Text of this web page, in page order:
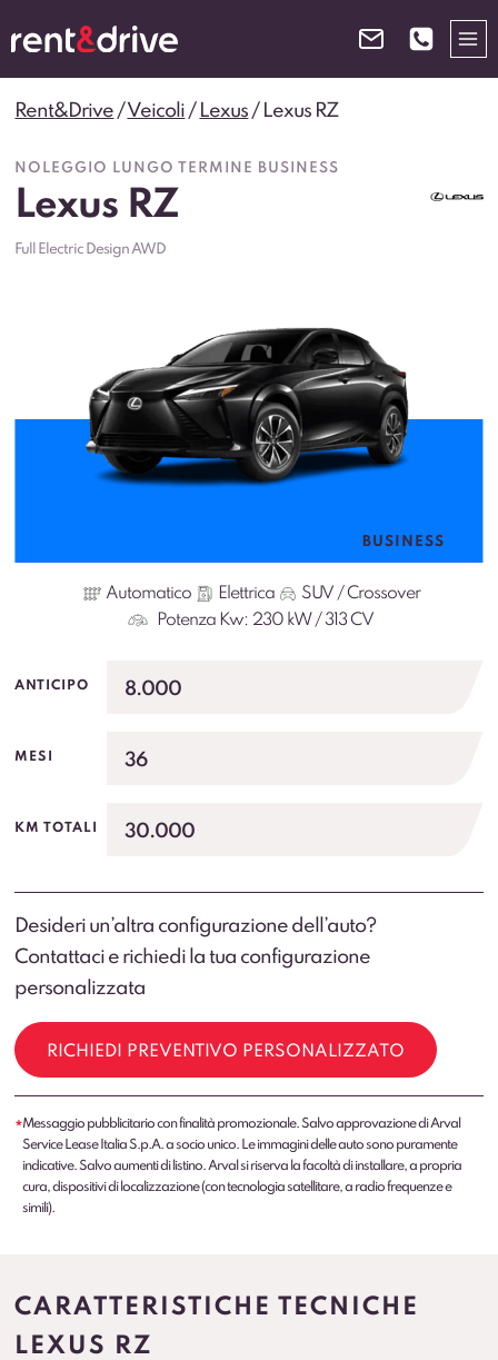
al
contenuto
Rent&Drive /Veicoli / Lexus / Lexus RZ
NOLEGGIO LUNGO TERMINE BUSINESS
Lexus RZ
Full Electric Design AWD
BUSINESS
Automatico Elettrica
SUV / Crossover
Potenza Kw: 230 kW / 313 CV
ANTICIPO 8.000
MESI 36
KM TOTALI 30.000
Desideri un’altra configurazione dell’auto?
Contattaci e richiedi la tua configurazione
personalizzata
RICHIEDI PREVENTIVO PERSONALIZZATO
*Messaggio pubblicitario con finalità promozionale. Salvo approvazione di Arval
Service Lease Italia S.p.A. a socio unico. Le immagini delle auto sono puramente
indicative. Salvo aumenti di listino. Arval si riserva la facoltà di installare, a propria
cura, dispositivi di localizzazione (con tecnologia satellitare, a radio frequenze e
simili).
CARATTERISTICHE TECNICHE
LEXUS RZ